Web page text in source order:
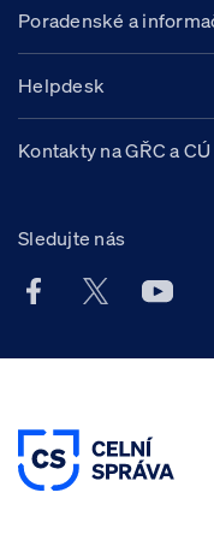
Poradenské a
Helpdesk
Kontakty na GŘC a CÚ
Sledujte nás
Facebook účet
X účet